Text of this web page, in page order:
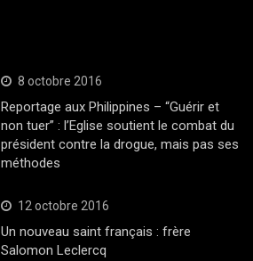
8 octobre 2016
Reportage aux Philippines – “Guérir et
non tuer” : l’Eglise soutient le combat du
président contre la drogue, mais pas ses
méthodes
12 octobre 2016
Un nouveau saint français : frère
Salomon Leclercq